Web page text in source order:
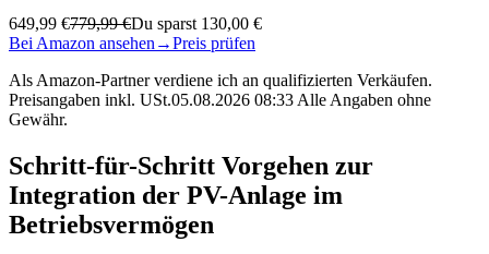
649,99 €779,99 €Du sparst 130,00 €
Bei Amazon ansehen →Preis prüfen
Als Amazon-Partner verdiene ich an qualifizierten Verkäufen.
Preisangaben inkl. USt.05.08.2026 08:33 Alle Angaben ohne
Gewähr.
Schritt-für-Schritt Vorgehen zur
Integration der PV-Anlage im
Betriebsvermögen